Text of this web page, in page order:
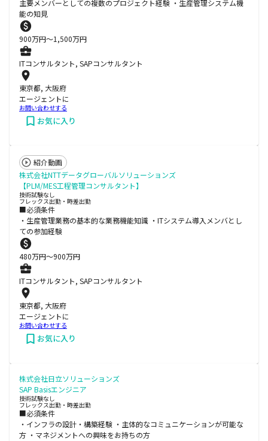
主要メンバーとしての複数のプロジェクト経験 ・生産管理システム機
能の知見
900万円〜1,500万円
ITコンサルタント, SAPコンサルタント
東京都, 大阪府
エージェントに
お問い合わせする
お気に入り
紹介動画
株式会社NTTデータグローバルソリューションズ
【PLM/MES工程管理コンサルタント】
技術試験なし
フレックス出勤・時差出勤
■必須条件
・生産管理業務の基本的な業務機能知識 ・ITシステム導入メンバとし
ての参加経験
480万円〜900万円
ITコンサルタント, SAPコンサルタント
東京都, 大阪府
エージェントに
お問い合わせする
お気に入り
株式会社日立ソリューションズ
SAP Basisエンジニア
技術試験なし
フレックス出勤・時差出勤
■必須条件
・インフラの設計・構築経験 ・主体的なコミュニケーションが可能な
方 ・マネジメントへの興味をお持ちの方